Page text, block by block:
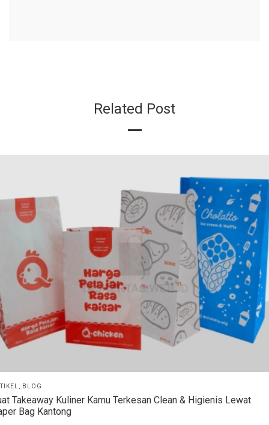
Related Post
BLOG
Takeaway Kuliner Kamu Terkesan Clean & Higienis Lewat
Bag Kantong